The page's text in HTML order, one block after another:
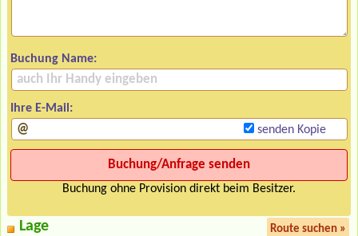
Buchung Name:
Ihre E-Mail:
senden Kopie
Buchung ohne Provision direkt beim Besitzer.
Lage Route suchen »